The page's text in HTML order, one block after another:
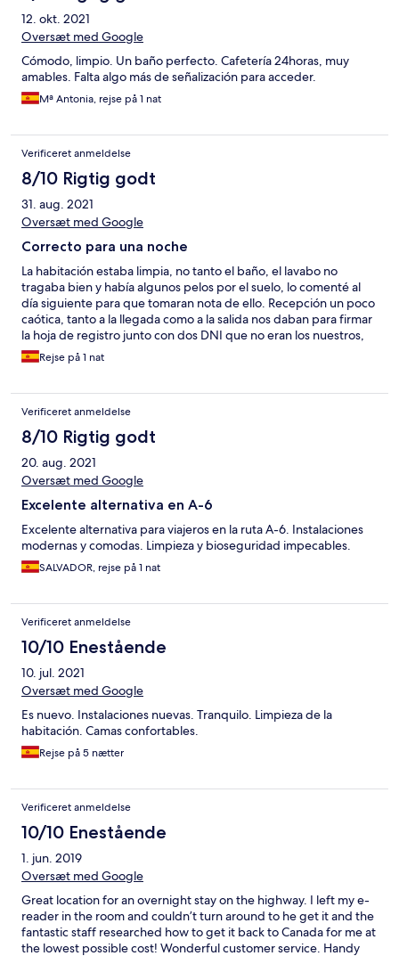
12. okt. 2021
Oversæt med Google
Cómodo, limpio. Un baño perfecto. Cafetería 24horas, muy
amables. Falta algo más de señalización para acceder.
Mª Antonia, rejse på 1 nat
Verificeret anmeldelse
8/10 Rigtig godt
31. aug. 2021
Oversæt med Google
Correcto para una noche
La habitación estaba limpia, no tanto el baño, el lavabo no
tragaba bien y había algunos pelos por el suelo, lo comenté al
día siguiente para que tomaran nota de ello. Recepción un poco
caótica, tanto a la llegada como a la salida nos daban para firmar
la hoja de registro junto con dos DNI que no eran los nuestros,
hay que tener mucho cuidado con la documentación. En
general, para pasar una noche de camino está bastante bien
Rejse på 1 nat
Verificeret anmeldelse
8/10 Rigtig godt
20. aug. 2021
Oversæt med Google
Excelente alternativa en A-6
Excelente alternativa para viajeros en la ruta A-6. Instalaciones
modernas y comodas. Limpieza y bioseguridad impecables.
SALVADOR, rejse på 1 nat
Verificeret anmeldelse
10/10 Enestående
10. jul. 2021
Oversæt med Google
Es nuevo. Instalaciones nuevas. Tranquilo. Limpieza de la
habitación. Camas confortables.
Rejse på 5 nætter
Verificeret anmeldelse
10/10 Enestående
1. jun. 2019
Oversæt med Google
Great location for an overnight stay on the highway. I left my e-
reader in the room and couldn’t turn around to he get it and the
fantastic staff researched how to get it back to Canada for me at
the lowest possible cost! Wonderful customer service. Handy